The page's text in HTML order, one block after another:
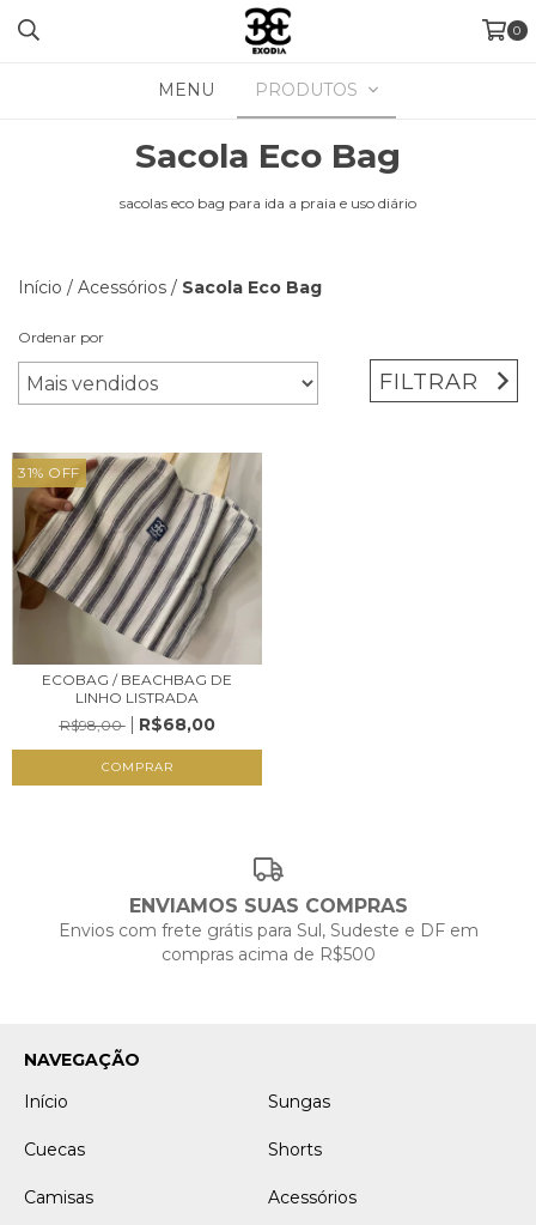
0
MENU PRODUTOS
Sacola Eco Bag
sacolas eco bag para ida a praia e uso diário
Início / Acessórios / Sacola Eco Bag
Ordenar por
FILTRAR
31% OFF
ECOBAG / BEACHBAG DE
LINHO LISTRADA
R$98,00
R$68,00
ENVIAMOS SUAS COMPRAS
Envios com frete grátis para Sul, Sudeste e DF em
compras acima de R$500
NAVEGAÇÃO
Início
Sungas
Cuecas Shorts
Camisas Acessórios